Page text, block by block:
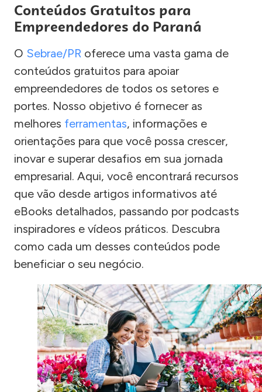
Conteúdos Gratuitos para
Empreendedores do Paraná
O Sebrae/PR oferece uma vasta gama de
conteúdos gratuitos para apoiar
empreendedores de todos os setores e
portes. Nosso objetivo é fornecer as
melhores ferramentas, informações e
orientações para que você possa crescer,
inovar e superar desafios em sua jornada
empresarial. Aqui, você encontrará recursos
que vão desde artigos informativos até
eBooks detalhados, passando por podcasts
inspiradores e vídeos práticos. Descubra
como cada um desses conteúdos pode
beneficiar o seu negócio.